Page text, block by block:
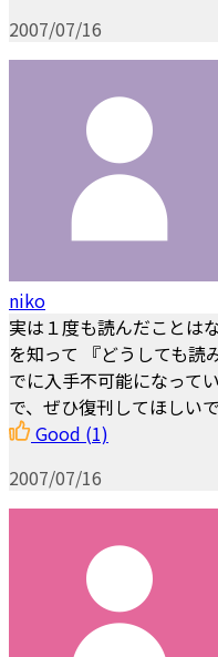
2007/07/16
niko
実は１度も読んだことは
を知って 『どうしても読
でに入手不可能になって
で、ぜひ復刊してほしいで
Good (1)
2007/07/16